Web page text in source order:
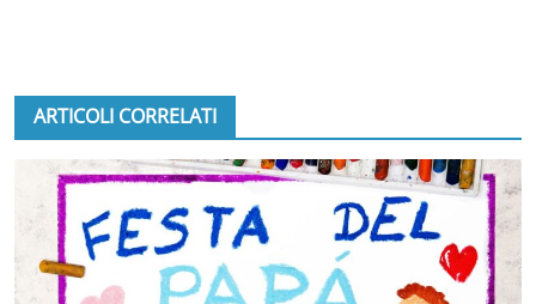
ARTICOLI CORRELATI